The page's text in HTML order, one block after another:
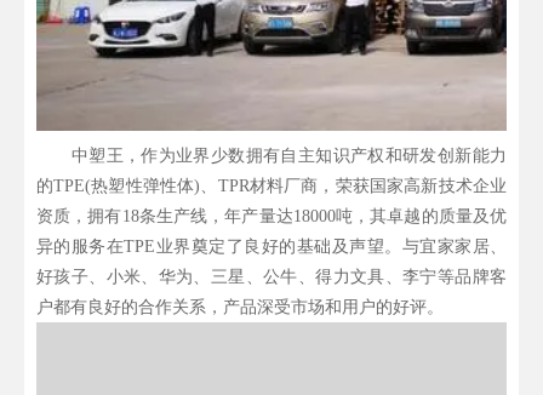
中塑王，作为业界少数拥有自主知识产权和研发创新能力
的TPE(热塑性弹性体)、TPR材料厂商，荣获国家高新技术企业
资质，拥有18条生产线，年产量达18000吨，其卓越的质量及优
异的服务在TPE业界奠定了良好的基础及声望。与宜家家居、
好孩子、小米、华为、三星、公牛、得力文具、李宁等品牌客
户都有良好的合作关系，产品深受市场和用户的好评。